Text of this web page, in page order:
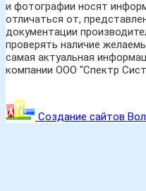
и фотографии носят
отличаться от,
документации
проверять наличие
самая актуальная
компании ООО "Спектр
Создание сайтов